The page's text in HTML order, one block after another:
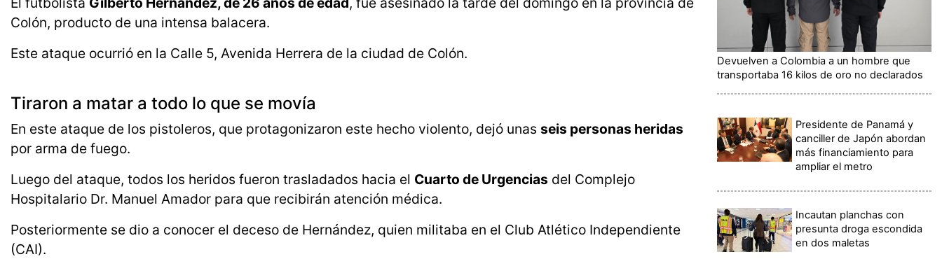
Colón, producto de una intensa balacera.
Este ataque ocurrió en la Calle 5, Avenida Herrera de la ciudad de Colón.
Tiraron a matar a todo lo que se movía
En este ataque de los pistoleros, que protagonizaron este hecho violento, dejó unas seis personas heridas
por arma de fuego.
Luego del ataque, todos los heridos fueron trasladados hacia el Cuarto de Urgencias del Complejo
Hospitalario Dr. Manuel Amador para que recibirán atención médica.
Posteriormente se dio a conocer el deceso de Hernández, quien militaba en el Club Atlético Independiente
(CAI).
Devuelven a Colombia a un hombre que
transportaba 16 kilos de oro no declarados
Presidente de Panamá y
canciller de Japón abordan
más financiamiento para
ampliar el metro
Incautan planchas con
presunta droga escondida
en dos maletas